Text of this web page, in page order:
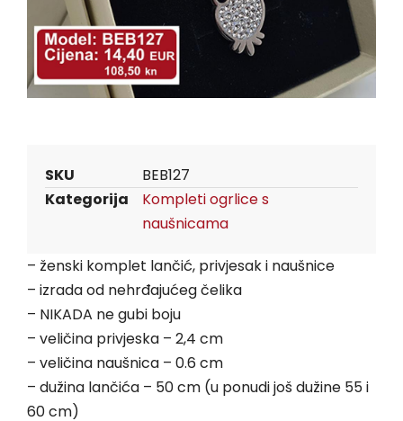
SKU BEB127
Kategorija
Kompleti ogrlice s
naušnicama
– ženski komplet lančić, privjesak i naušnice
– izrada od nehrđajućeg čelika
– NIKADA ne gubi boju
– veličina privjeska – 2,4 cm
– veličina naušnica – 0.6 cm
– dužina lančića – 50 cm (u ponudi još dužine 55 i
60 cm)